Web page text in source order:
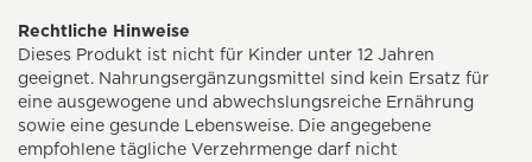
Rechtliche Hinweise
Dieses Produkt ist nicht für Kinder unter 12 Jahren
geeignet. Nahrungsergänzungsmittel sind kein Ersatz für
eine ausgewogene und abwechslungsreiche Ernährung
sowie eine gesunde Lebensweise. Die angegebene
empfohlene tägliche Verzehrmenge darf nicht